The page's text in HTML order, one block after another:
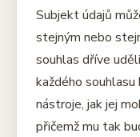
Subjekt údajů
stejným nebo
souhlas dříve
každého
nástroje, jak jej
přičemž mu tak